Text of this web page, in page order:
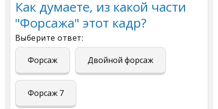
Как думаете, из какой части
"Форсажа" этот кадр?
Выберите ответ:
Форсаж Двойной форсаж
Форсаж 7